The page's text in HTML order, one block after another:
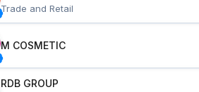
Trade and Retail
M COSMETIC
RDB GROUP